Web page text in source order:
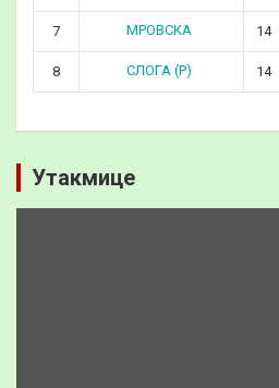
7 МРОВСКА 14
8 СЛОГА (Р) 14
Утакмице